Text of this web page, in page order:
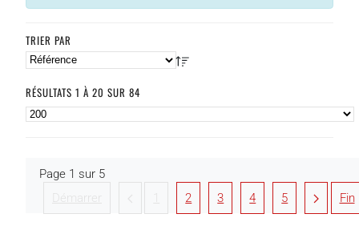
TRIER PAR
RÉSULTATS 1 À 20 SUR 84
Page 1 sur 5
Démarrer
2 3 4 5 Fin